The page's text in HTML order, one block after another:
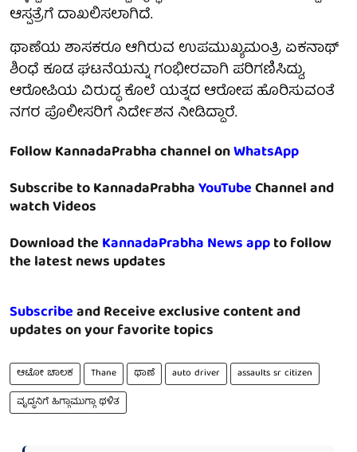
ಆಸ್ಪತ್ರೆಗೆ ದಾಖಲಿಸಲಾಗಿದೆ.
ಥಾಣೆಯ ಶಾಸಕರೂ ಆಗಿರುವ ಉಪಮುಖ್ಯಮಂತ್ರಿ ಏಕನಾಥ್
ಶಿಂಧೆ ಕೂಡ ಘಟನೆಯನ್ನು ಗಂಭೀರವಾಗಿ ಪರಿಗಣಿಸಿದ್ದು,
ಆರೋಪಿಯ ವಿರುದ್ಧ ಕೊಲೆ ಯತ್ನದ ಆರೋಪ ಹೊರಿಸುವಂತೆ
ನಗರ ಪೊಲೀಸರಿಗೆ ನಿರ್ದೇಶನ ನೀಡಿದ್ದಾರೆ.
Follow KannadaPrabha channel onWhatsApp
Subscribe to KannadaPrabhaYouTubeChannel and
watch Videos
Download theKannadaPrabha News appto follow
the latest news updates
Subscribeand Receive exclusive content and
updates on your favorite topics
ಆಟೋ ಚಾಲಕ Thane ಥಾಣೆ auto driver
assaults sr citizen
ವೃದ್ಧನಿಗೆ ಹಿಗ್ಗಾಮುಗ್ಗಾ ಥಳಿತ